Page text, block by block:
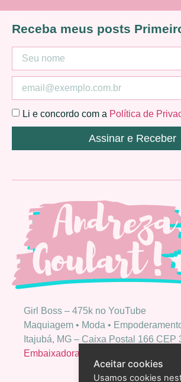
Girl Boss – 475k no YouTube
Maquiagem • Moda •
Itajubá, MG – Caixa Postal 166 CEP
Embaixadora Bio Extratus
Receba meus posts
Li e concordo com a Política de
Assinar e Receber
Aceitar cookies
Usamos cookies